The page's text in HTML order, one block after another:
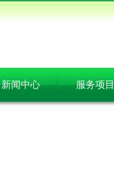
新闻中心 服务项目